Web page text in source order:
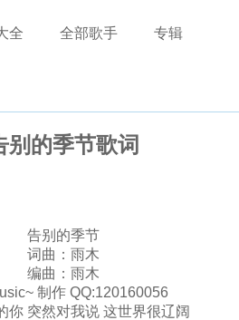
全 全部歌手 专辑
别的季节歌词
告别的季节
词曲：雨木
编曲：雨木
制作 QQ:120160056
你 突然对我说 这世界很辽阔